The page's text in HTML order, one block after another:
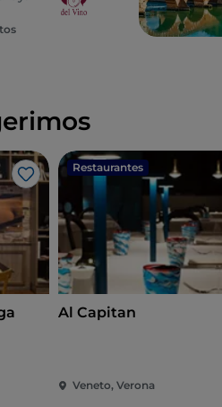
Me gusta
Restaurantes
Al Capitan
Veneto, Verona